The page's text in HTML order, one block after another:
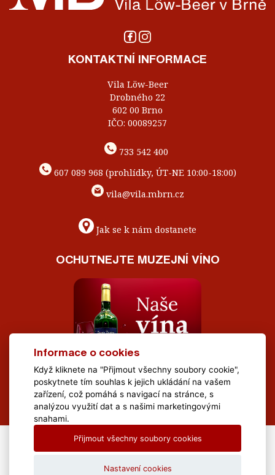
KONTAKTNÍ INFORMACE
Vila Löw-Beer
Drobného 22
602 00 Brno
IČO: 00089257
733 542 400
607 089 968 (prohlídky, ÚT-NE 10:00-18:00)
vila@vila.mbrn.cz
Jak se k nám dostanete
OCHUTNEJTE MUZEJNÍ VÍNO
All Rights Reserved Muzeum Brněnska © 2020, Webdesign by
Informace o cookies
Když kliknete na "Přijmout všechny soubory cookie",
poskytnete tím souhlas k jejich ukládání na vašem
zařízení, což pomáhá s navigací na stránce, s
analýzou využití dat a s našimi marketingovými
snahami.
Přijmout všechny soubory cookies
Nastavení cookies